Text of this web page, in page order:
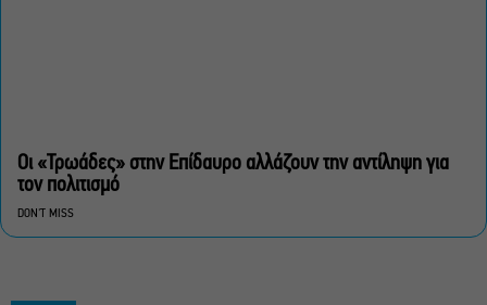
Οι «Τρωάδες» στην Επίδαυρο αλλάζουν την αντίληψη για
τον πολιτισμό
DON'T MISS